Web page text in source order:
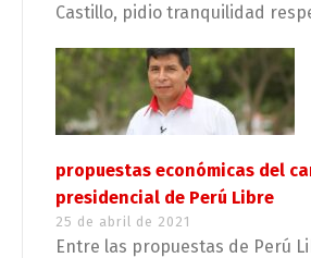
Castillo, pidio tranquilidad
propuestas económicas del
presidencial de Perú Libre
25 de abril de 2021
Entre las propuestas de Perú